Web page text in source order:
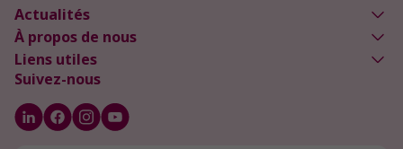
Actualités
À propos de nous
Liens utiles
Suivez-nous